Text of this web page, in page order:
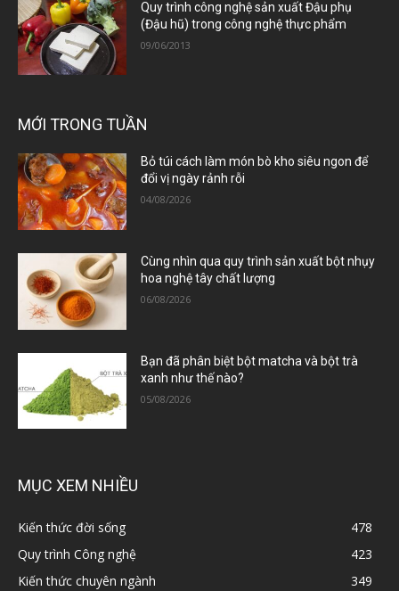
Quy trình công nghệ sản xuất Đậu phụ
(Đậu hũ) trong công nghệ thực phẩm
09/06/2013
MỚI TRONG TUẦN
Bỏ túi cách làm món bò kho siêu ngon để
đổi vị ngày rảnh rỗi
04/08/2026
Cùng nhìn qua quy trình sản xuất bột nhụy
hoa nghệ tây chất lượng
06/08/2026
Bạn đã phân biệt bột matcha và bột trà
xanh như thế nào?
05/08/2026
MỤC XEM NHIỀU
Kiến thức đời sống
478
Quy trình Công nghệ
423
Kiến thức chuyên ngành
349